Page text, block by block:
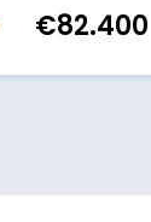
€82.400